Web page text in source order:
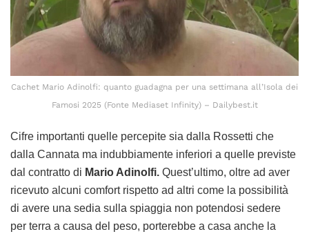
Cachet Mario Adinolfi: quanto guadagna per una settimana all’Isola dei
Famosi 2025 (Fonte Mediaset Infinity) – Dailybest.it
Cifre importanti quelle percepite sia dalla Rossetti che
dalla Cannata ma indubbiamente inferiori a quelle previste
dal contratto di Mario Adinolfi. Quest’ultimo, oltre ad aver
ricevuto alcuni comfort rispetto ad altri come la possibilità
di avere una sedia sulla spiaggia non potendosi sedere
per terra a causa del peso, porterebbe a casa anche la